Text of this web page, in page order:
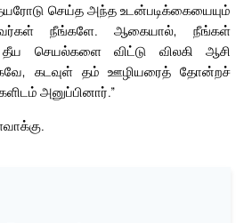
செய்த அந்த உடன்படிக்கையையும்
நீங்களே. ஆகையால், நீங்கள்
செயல்களை விட்டு விலகி ஆசி
கடவுள் தம் ஊழியரைத் தோன்றச்
அனுப்பினார்.”